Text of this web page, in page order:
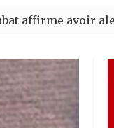
avoir alerté